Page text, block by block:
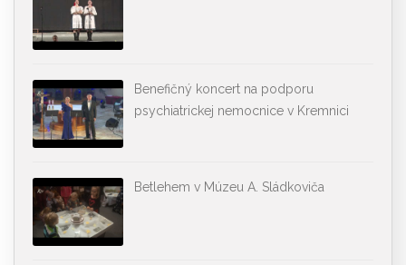
Benefičný koncert na podporu
psychiatrickej nemocnice v Kremnici
Betlehem v Múzeu A. Sládkoviča